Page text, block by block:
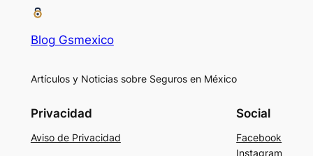
Blog Gsmexico
Artículos y Noticias sobre Seguros en México
Privacidad
Aviso de Privacidad
Social
Facebook
Instagram